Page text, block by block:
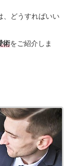
、どうすればいい
術をご紹介しま